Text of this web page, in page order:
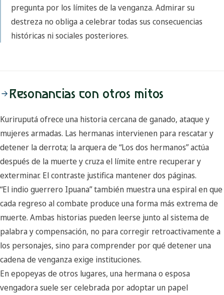
pregunta por los límites de la venganza. Admirar su
destreza no obliga a celebrar todas sus consecuencias
históricas ni sociales posteriores.
Resonancias con otros mitos
Kuriruputá ofrece una historia cercana de ganado, ataque y
mujeres armadas. Las hermanas intervienen para rescatar y
detener la derrota; la arquera de “Los dos hermanos” actúa
después de la muerte y cruza el límite entre recuperar y
exterminar. El contraste justifica mantener dos páginas.
“El indio guerrero Ipuana” también muestra una espiral en que
cada regreso al combate produce una forma más extrema de
muerte. Ambas historias pueden leerse junto al sistema de
palabra y compensación, no para corregir retroactivamente a
los personajes, sino para comprender por qué detener una
cadena de venganza exige instituciones.
En epopeyas de otros lugares, una hermana o esposa
vengadora suele ser celebrada por adoptar un papel